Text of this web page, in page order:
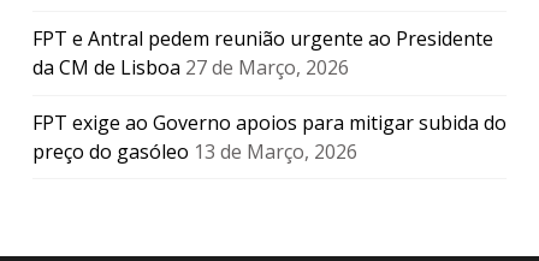
FPT e Antral pedem reunião urgente ao Presidente
da CM de Lisboa 27 de Março, 2026
FPT exige ao Governo apoios para mitigar subida do
preço do gasóleo 13 de Março, 2026